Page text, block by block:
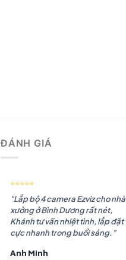
ĐÁNH GIÁ
⭐⭐⭐⭐⭐
"Lắp bộ 4 camera Ezviz cho nhà
xưởng ở Bình Dương rất nét,
Khánh tư vấn nhiệt tình, lắp đặt
cực nhanh trong buổi sáng."
Anh Minh